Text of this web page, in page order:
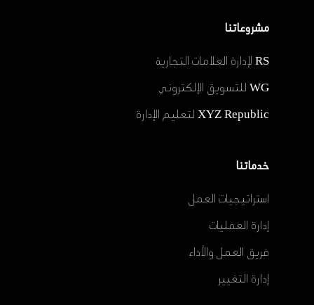
مشروعاتنا
RS لإدارة العلامات التجارية
WG للتسويق الإلكتروني
XYZ Republic لتعليم الإدارة
خدماتنا
استراتيجيات العمل
إدارة العمليات
فريق العمل والأداء
إدارة التغيير